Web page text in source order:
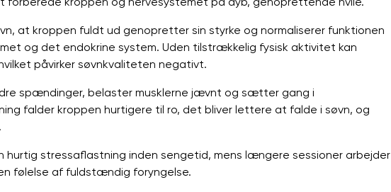
at kroppen fuldt ud genopretter sin styrke og normaliserer funktionen
og det endokrine system. Uden tilstrækkelig fysisk aktivitet kan
påvirker søvnkvaliteten negativt.
spændinger, belaster musklerne jævnt og sætter gang i
falder kroppen hurtigere til ro, det bliver lettere at falde i søvn, og
hurtig stressaflastning inden sengetid, mens længere sessioner arbejder
følelse af fuldstændig foryngelse.